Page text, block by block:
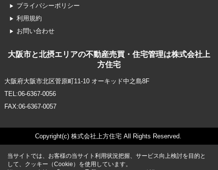
プライバシーポリシー
利用規約
お問い合わせ
大阪市と北摂エリアの不動産売買・住宅管理は株式会社上
方住宅
大阪府大阪市北区菅原町11-10 オーキッド中之島8F
TEL:06-6367-0056
FAX:06-6367-0057
Copyright(c) 株式会社上方住宅 All Rights Reserved.
当サイトでは、お客様の当サイト利用状況把握、サービス向上検討を目的と
して、クッキー（Cookie）を使用しています。